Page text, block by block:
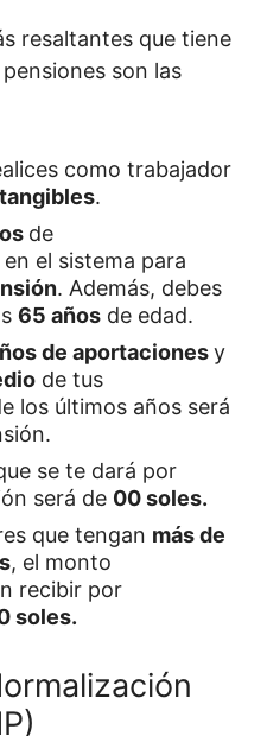
resaltantes que tiene
son las
como trabajador
.
de
el sistema para
. Además, debes
65 años de edad.
de aportacionesy
de tus
los últimos años será
se te dará por
será de 00 soles.
que tengan más de
, el monto
recibir por
soles.